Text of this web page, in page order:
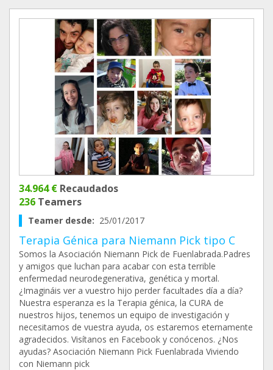
34.964 € Recaudados
236 Teamers
Teamer desde: 25/01/2017
Terapia Génica para Niemann Pick tipo C
Somos la Asociación Niemann Pick de Fuenlabrada.Padres
y amigos que luchan para acabar con esta terrible
enfermedad neurodegenerativa, genética y mortal.
¿Imagináis ver a vuestro hijo perder facultades día a día?
Nuestra esperanza es la Terapia génica, la CURA de
nuestros hijos, tenemos un equipo de investigación y
necesitamos de vuestra ayuda, os estaremos eternamente
agradecidos. Visítanos en Facebook y conócenos. ¿Nos
ayudas? Asociación Niemann Pick Fuenlabrada Viviendo
con Niemann pick